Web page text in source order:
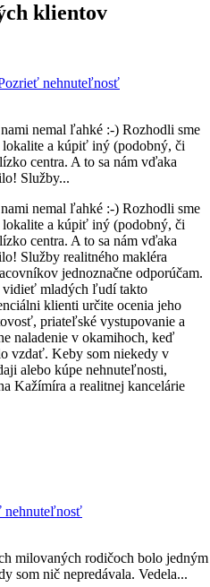
klientov
nehnuteľnosť
nemal ľahké :-) Rozhodli sme
a kúpiť iný (podobný, či
centra. A to sa nám vďaka
Služby...
nemal ľahké :-) Rozhodli sme
a kúpiť iný (podobný, či
centra. A to sa nám vďaka
Služby realitného makléra
jednoznačne odporúčam.
vidieť mladých ľudí takto
klienti určite ocenia jeho
priateľské vystupovanie a
naladenie v okamihoch, keď
vzdať. Keby som niekedy v
alebo kúpe nehnuteľnosti,
Kažímíra a realitnej kancelárie
nehnuteľnosť
milovaných rodičoch bolo
som nič nepredávala. Vedela...